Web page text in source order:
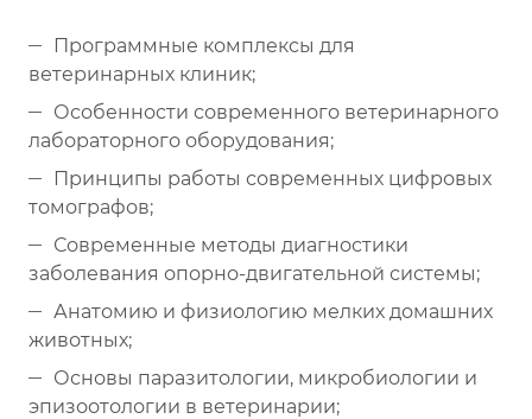
Программные комплексы для
ветеринарных клиник;
Особенности современного ветеринарного
лабораторного оборудования;
Принципы работы современных цифровых
томографов;
Современные методы диагностики
заболевания опорно-двигательной системы;
Анатомию и физиологию мелких домашних
животных;
Основы паразитологии, микробиологии и
эпизоотологии в ветеринарии;